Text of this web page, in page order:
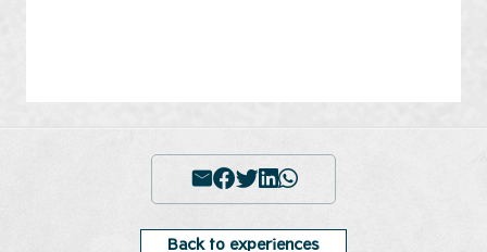
Back to experiences